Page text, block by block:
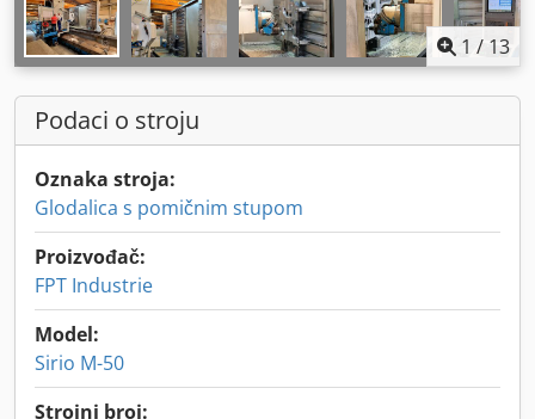
1 / 13
Podaci o stroju
Oznaka stroja:
Glodalica s pomičnim stupom
Proizvođač:
FPT Industrie
Model:
Sirio M-50
Strojni broj: